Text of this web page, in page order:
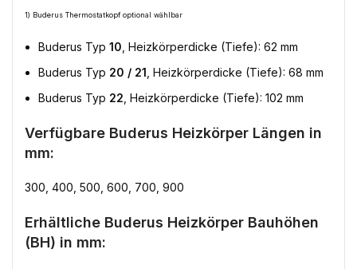
1) Buderus Thermostatkopf optional wählbar
Buderus Typ 10 , Heizkörperdicke (Tiefe): 62 mm
Buderus Typ 20 / 21 , Heizkörperdicke (Tiefe): 68 mm
Buderus Typ 22 , Heizkörperdicke (Tiefe): 102 mm
Verfügbare Buderus Heizkörper Längen in
mm:
300, 400, 500, 600, 700, 900
Erhältliche Buderus Heizkörper Bauhöhen
(BH) in mm: